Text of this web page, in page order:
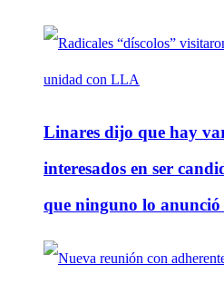
Linares dijo que hay
interesados en ser
que ninguno lo